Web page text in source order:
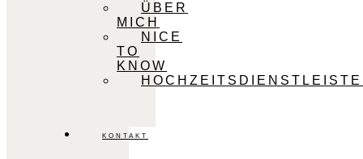
ÜBER
MICH
NICE
TO
KNOW
KONTAKT